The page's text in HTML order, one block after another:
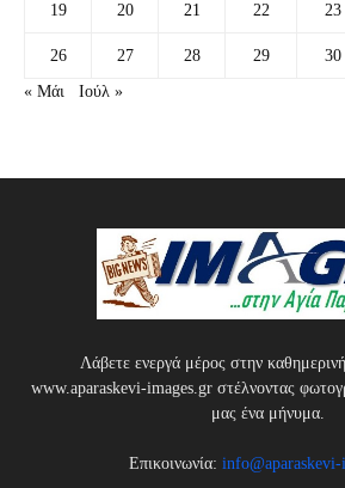
19 20 21 22 23
26 27 28 29
30
« Μάι
Ιούλ »
Λάβετε ενεργά μέρος στην
www.aparaskevi-images.gr στέλνοντας
μας ένα μήνυμα.
Επικοινωνία: info@aparaskevi-